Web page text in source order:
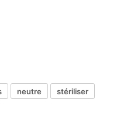
neutre stériliser